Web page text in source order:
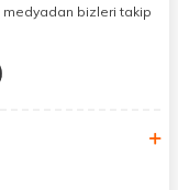
hale getiriyoruz.
burada!
bizleri takip